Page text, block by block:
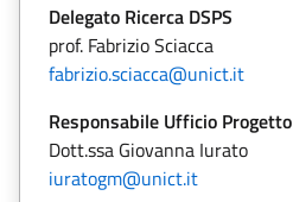
Delegato Ricerca DSPS
prof. Fabrizio Sciacca
fabrizio.sciacca@unict.it
Responsabile Ufficio Progetto
Dott.ssa Giovanna Iurato
iuratogm@unict.it